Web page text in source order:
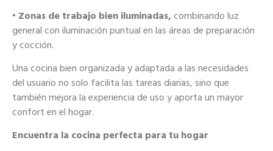
• Zonas de trabajo bien iluminadas, combinando luz
general con iluminación puntual en las áreas de preparación
y cocción.
Una cocina bien organizada y adaptada a las necesidades
del usuario no solo facilita las tareas diarias, sino que
también mejora la experiencia de uso y aporta un mayor
confort en el hogar.
Encuentra la cocina perfecta para tu hogar